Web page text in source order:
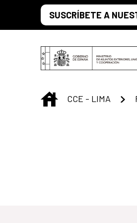
Saltar al contenido principal
SUSCRÍBETE A
INICIO
CCE - LIMA